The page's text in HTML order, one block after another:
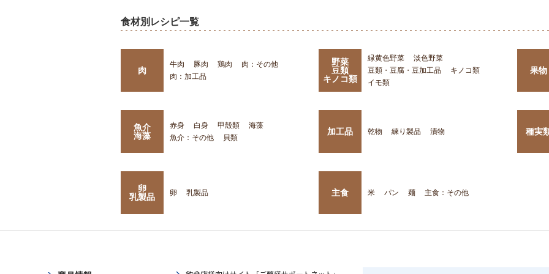
食材別レシピ一覧
肉
牛肉 豚肉 鶏肉
肉：その他
肉：加工品
野菜
豆類
キノコ類
緑黄色野菜
淡色野菜
豆類・豆腐・豆加工品
キノコ類
イモ類
果物
魚介
海藻
赤身 白身 甲殻類
海藻
魚介：その他
貝類
加工品 乾物 練り製品 漬物 種実
卵
乳製品
卵 乳製品 主食 米 パン 麺 主食：その他